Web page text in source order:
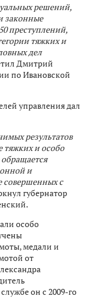
решений,
законные
преступлений,
тяжких и
дел
Дмитрий
по Ивановской
управления дал
результатов
тяжких и особо
и
совершенных с
губернатор
особо
медали и
от
он с 2009-го